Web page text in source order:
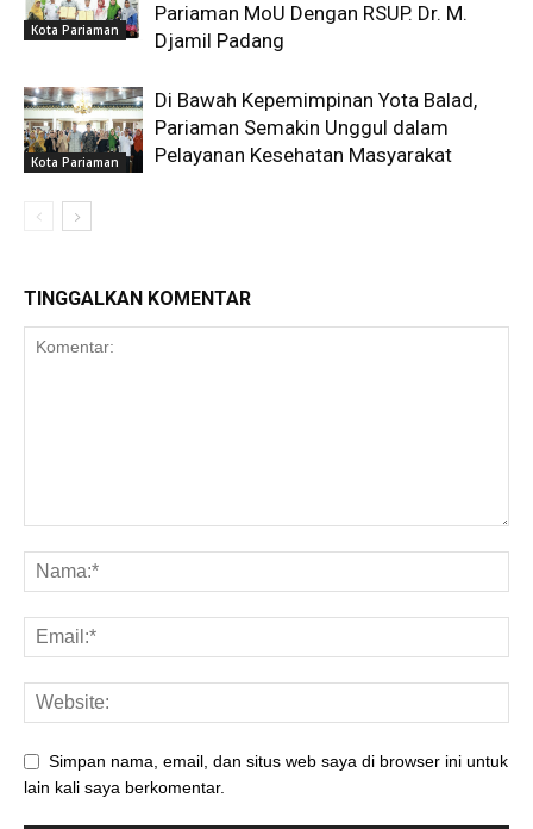
Kota Pariaman
Pariaman MoU Dengan RSUP. Dr. M.
Djamil Padang
Kota Pariaman
Di Bawah Kepemimpinan Yota Balad,
Pariaman Semakin Unggul dalam
Pelayanan Kesehatan Masyarakat
TINGGALKAN KOMENTAR
Simpan nama, email, dan situs web saya di browser ini untuk
lain kali saya berkomentar.